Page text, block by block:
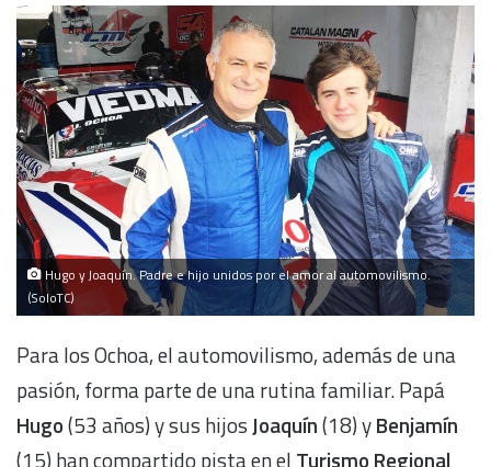
Hugo y Joaquín. Padre e hijo unidos por el amor al automovilismo.
(SoloTC)
Para los Ochoa, el automovilismo, además de una
pasión, forma parte de una rutina familiar. Papá
Hugo(53 años) y sus hijos Joaquín(18) yBenjamín
(15) han compartido pista en el Turismo Regional